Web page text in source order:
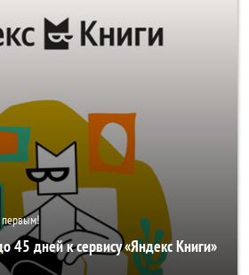
первым!
45 дней к сервису «Яндекс Книги»